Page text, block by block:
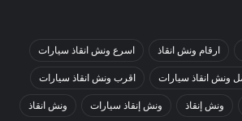
ارقام ونش انقاذ اسرع ونش انقاذ سيارات
ونش انقاذ سيارات اقرب ونش انقاذ سيارات
ونش إنقاذ ونش إنقاذ سيارات ونش انقاذ